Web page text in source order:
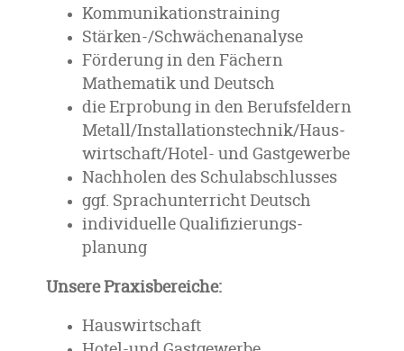
Kommunikationstraining
Stärken-/Schwächenanalyse
Förderung in den Fächern
Mathematik und Deutsch
die Erprobung in den Berufsfeldern
Metall/Installa­tions­technik/Haus­
wirt­schaft/Hotel- und Gast­gewerbe
Nachholen des Schulabschlusses
ggf. Sprachunterricht Deutsch
individuelle Qualifi­zierungs­
planung
Unsere Praxisbereiche:
Hauswirtschaft